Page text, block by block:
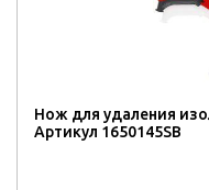
Нож для удаления
Артикул 1650145SB